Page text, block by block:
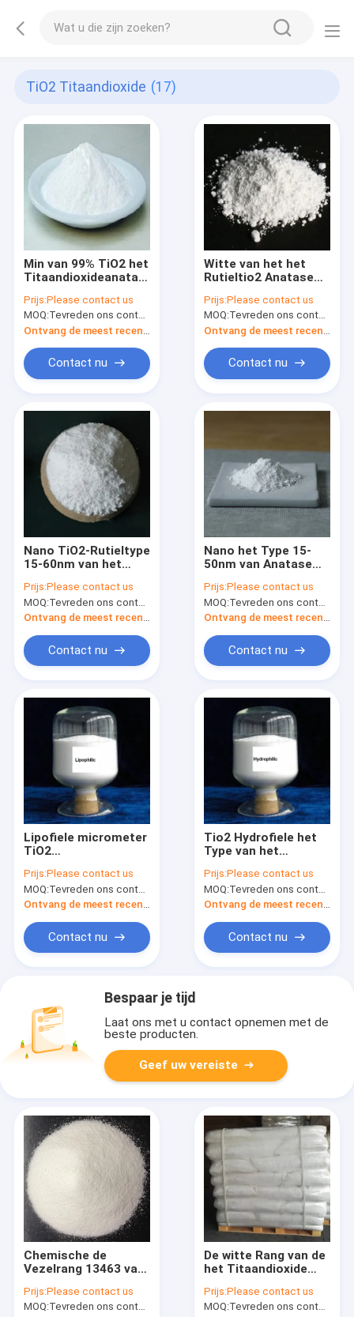
TiO2 Titaandioxide (17)
Min van 99% TiO2 het
Titaandioxideanatase
Prijs:Please contact us
MOQ:Tevreden ons contacteren
Contact nu
Witte van het het
Rutieltio2 Anatase
Poedertitaandioxide
de Batterijindustrie
Prijs:Please contact us
MOQ:Tevreden ons contacteren
Contact nu
Nano TiO2-Rutieltype
15-60nm van het
Zuiverheid 99,8%
Prijs:Please contact us
MOQ:Tevreden ons contacteren
Contact nu
Nano het Type 15-
50nm van Anatase
Titaandioxidepoeder
Zuiverheid 99,8%
Prijs:Please contact us
MOQ:Tevreden ons contacteren
Contact nu
Lipofiele micrometer
TiO2
Cosmetica-industrie
Prijs:Please contact us
MOQ:Tevreden ons contacteren
Ontvang de meest recente Prijs
Contact nu
Tio2 Hydrofiele het
Type van het
Micrometertitaandioxide
Prijs:Please contact us
MOQ:Tevreden ons contacteren
Ontvang de meest recente Prijs
Contact nu
Bespaar je tijd
Laat ons met u contact opnemen met de
beste producten.
Geef uw vereiste
Chemische de
Vezelrang 13463 van
Titaandioxide 67 7
voor Viscosevezel
Prijs:Please contact us
MOQ:Tevreden ons contacteren
De witte Rang van de
het Titaandioxide
Poederanatase voor
Polyestervezel
Prijs:Please contact us
MOQ:Tevreden ons contacteren